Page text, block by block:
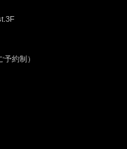
約制）